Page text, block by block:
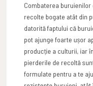
Combaterea buruienilor
recolte bogate atât din
datorită faptului că
pot ajunge foarte ușor
producție a culturii, iar
pierderile de recoltă
formulate pentru a te